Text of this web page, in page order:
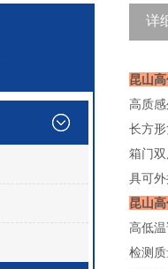
详
昆山
高质
长方
箱门
具可
昆山
高低
检测